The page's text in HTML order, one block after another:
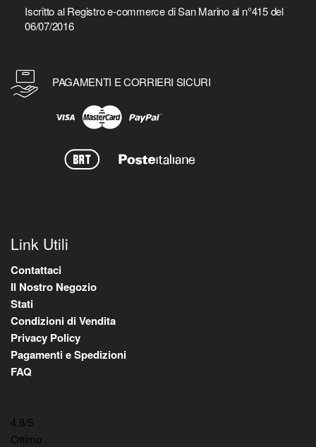
Iscritto al Registro e-commerce di San Marino al n°415 del
06/07/2016
PAGAMENTI E CORRIERI SICURI
Link Utili
Contattaci
Il Nostro Negozio
Stati
Condizioni di Vendita
Privacy Policy
Pagamenti e Spedizioni
FAQ
4,8/5
Ottimo